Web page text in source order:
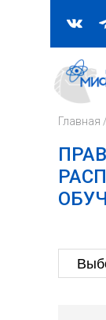
Главная /